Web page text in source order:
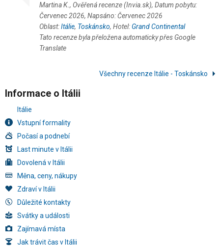
Martina K., Ověřená recenze (Invia.sk), Datum pobytu:
Červenec 2026, Napsáno: Červenec 2026
Oblast:Itálie, Toskánsko, Hotel: Grand Continental
Tato recenze byla přeložena automaticky přes Google
Translate
Všechny recenze Itálie - Toskánsko
Informace o Itálii
Itálie
Vstupní formality
Počasí a podnebí
Last minute v Itálii
Dovolená v Itálii
Měna, ceny, nákupy
Zdraví v Itálii
Důležité kontakty
Svátky a události
Zajímavá místa
Jak trávit čas v Itálii